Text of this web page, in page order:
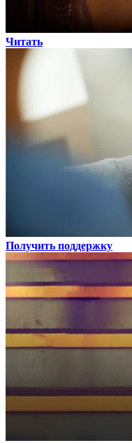
Читать
Получить поддержку